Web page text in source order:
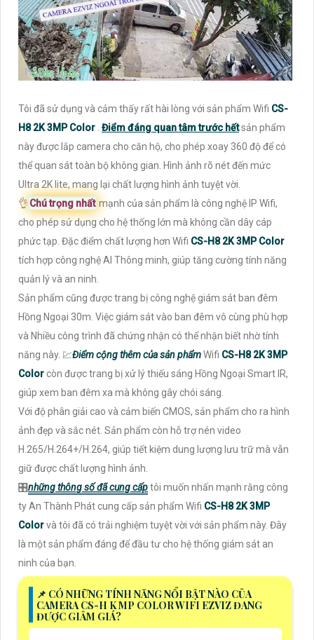
Tôi đã sử dụng và cảm thấy rất hài lòng với sản phẩm Wifi CS-
H8 2K 3MP Color Điểm đáng quan tâm trước hếtsản phẩm
này được lắp camera cho căn hộ, cho phép xoay 360 độ để có
thể quan sát toàn bộ không gian. Hình ảnh rõ nét đến mức
Ultra 2K lite, mang lại chất lượng hình ảnh tuyệt vời.
👌 Chú trọng nhất mạnh của sản phẩm là công nghệ IP Wifi,
cho phép sử dụng cho hệ thống lớn mà không cần dây cáp
phức tạp. Đặc điểm chất lượng hơn Wifi CS-H8 2K 3MP Color
tích hợp công nghệ AI Thông minh, giúp tăng cường tính năng
quản lý và an ninh.
Sản phẩm cũng được trang bị công nghệ giám sát ban đêm
Hồng Ngoại 30m. Việc giám sát vào ban đêm vô cùng phù hợp
và Nhiều công trình đã chứng nhận có thể nhận biết nhờ tính
năng này. 💹Điểm cộng thêm của sản phẩmWifi CS-H8 2K 3MP
Colorcòn được trang bị xử lý thiếu sáng Hồng Ngoại Smart IR,
giúp xem ban đêm xa mà không gây chói sáng.
Với độ phân giải cao và cảm biến CMOS, sản phẩm cho ra hình
ảnh đẹp và sắc nét. Sản phẩm còn hỗ trợ nén video
H.265/H.264+/H.264, giúp tiết kiệm dung lượng lưu trữ mà vẫn
giữ được chất lượng hình ảnh.
🎛những thông số đã cung cấptôi muốn nhấn mạnh rằng công
ty An Thành Phát cung cấp sản phẩm Wifi CS-H8 2K 3MP
Colorvà tôi đã có trải nghiệm tuyệt vời với sản phẩm này. Đây
là một sản phẩm đáng để đầu tư cho hệ thống giám sát an
ninh của bạn.
📌 CÓ NHỮNG TÍNH NĂNG NỔI BẬT NÀO CỦA
CAMERA CS-H K MP COLOR WIFI EZVIZ ĐANG
ĐƯỢC GIẢM GIÁ?